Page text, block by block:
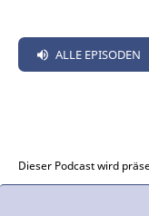
ALLE EPISODEN
Dieser Podcast wird